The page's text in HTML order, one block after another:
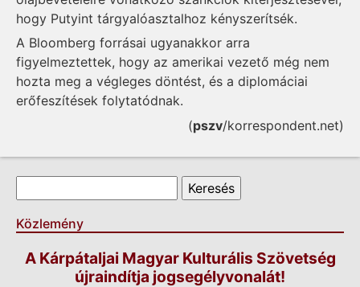
hogy Putyint tárgyalóasztalhoz kényszerítsék.
A Bloomberg forrásai ugyanakkor arra
figyelmeztettek, hogy az amerikai vezető még nem
hozta meg a végleges döntést, és a diplomáciai
erőfeszítések folytatódnak.
(pszv/korrespondent.net)
Keresés űrlap
Keresés
Közlemény
A Kárpátaljai Magyar Kulturális Szövetség
újraindítja jogsegélyvonalát!